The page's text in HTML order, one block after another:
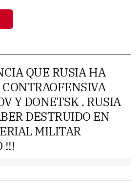
QUE RUSIA HA
Y DONETSK . RUSIA
DESTRUIDO EN
MILITAR
!!!